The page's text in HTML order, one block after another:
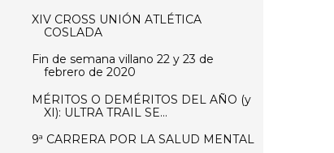
XIV CROSS UNIÓN ATLÉTICA
COSLADA
Fin de semana villano 22 y 23 de
febrero de 2020
MÉRITOS O DEMÉRITOS DEL AÑO (y
XI): ULTRA TRAIL SE...
9ª CARRERA POR LA SALUD MENTAL